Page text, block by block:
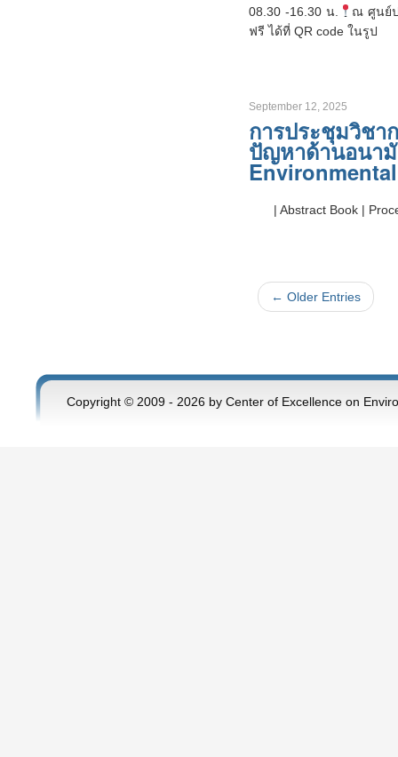
08.30 -16.30 น.
ณ ศูนย์ป
ฟรี ได้ที่ QR code ในรูป
September 12, 2025
การประชุมวิชา
ปัญหาด้านอนา
| Abstract Book |
← Older Entries
Copyright © 2009 - 2026 by Center of Excellence on